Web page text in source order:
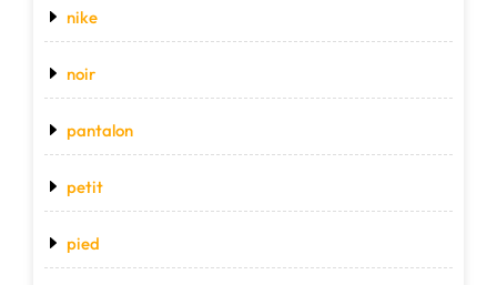
nike
noir
pantalon
petit
pied